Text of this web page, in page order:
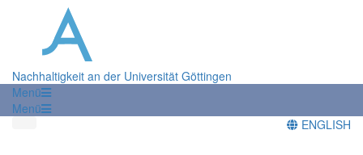
Nachhaltigkeit an der Universität Göttingen
Menü
Menü
ENGLISH